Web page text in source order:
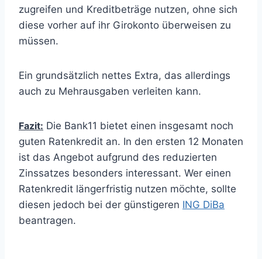
zugreifen und Kreditbeträge nutzen, ohne sich
diese vorher auf ihr Girokonto überweisen zu
müssen.
Ein grundsätzlich nettes Extra, das allerdings
auch zu Mehrausgaben verleiten kann.
Fazit: Die Bank11 bietet einen insgesamt noch
guten Ratenkredit an. In den ersten 12 Monaten
ist das Angebot aufgrund des reduzierten
Zinssatzes besonders interessant. Wer einen
Ratenkredit längerfristig nutzen möchte, sollte
diesen jedoch bei der günstigeren ING DiBa
beantragen.